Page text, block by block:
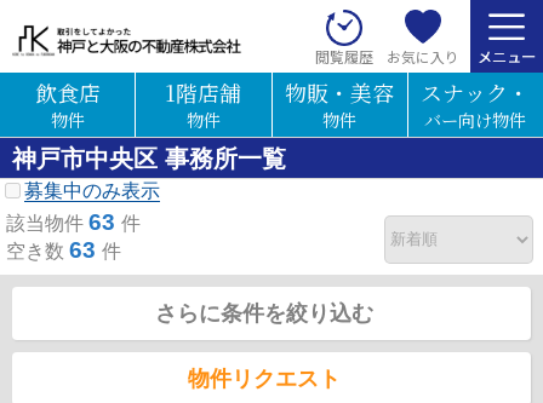
閲覧履歴 お気に入り
飲食店
物件
1階店舗
物件
物販・美容
物件
スナック・
バー向け物件
神戸市中央区 事務所一覧
募集中のみ表示
該当物件 63 件
空き数 63 件
さらに条件を絞り込む
物件リクエスト